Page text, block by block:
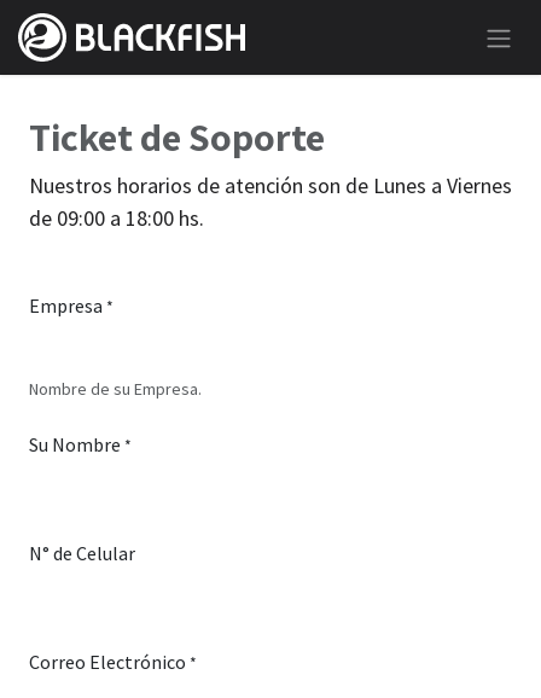
Ir al contenido
Ticket de Soporte
Nuestros horarios de atención son de Lunes a Viernes
de 09:00 a 18:00 hs.
Empresa *
Nombre de su Empresa.
Su Nombre *
N° de Celular
Correo Electrónico *